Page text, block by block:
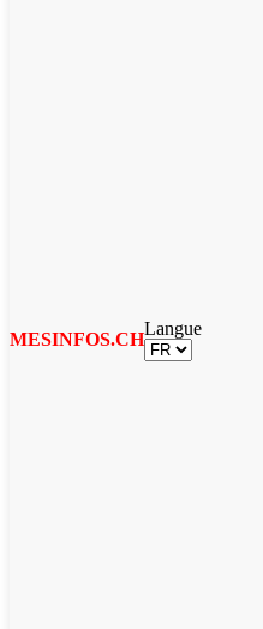
MESINFOS.CH
Langue